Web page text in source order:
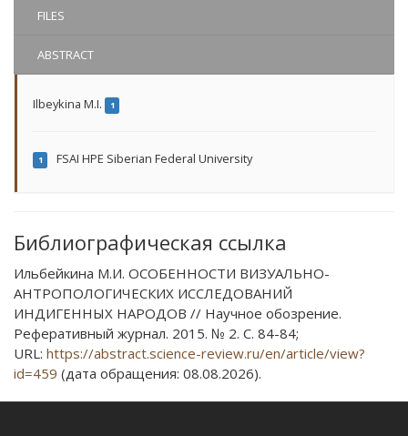
FILES
ABSTRACT
Ilbeykina M.I. 1
1 FSAI HPE Siberian Federal University
Библиографическая ссылка
Ильбейкина М.И. ОСОБЕННОСТИ ВИЗУАЛЬНО-
АНТРОПОЛОГИЧЕСКИХ ИССЛЕДОВАНИЙ
ИНДИГЕННЫХ НАРОДОВ // Научное обозрение.
Реферативный журнал. 2015. № 2. С. 84-84;
URL: https://abstract.science-review.ru/en/article/view?
id=459 (дата обращения: 08.08.2026).